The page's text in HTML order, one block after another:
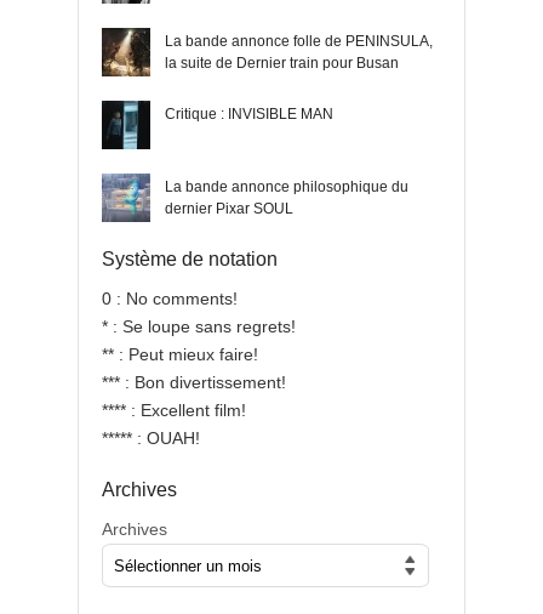
La bande annonce folle de PENINSULA,
la suite de Dernier train pour Busan
Critique : INVISIBLE MAN
La bande annonce philosophique du
dernier Pixar SOUL
Système de notation
0 : No comments!
* : Se loupe sans regrets!
** : Peut mieux faire!
*** : Bon divertissement!
**** : Excellent film!
***** : OUAH!
Archives
Archives